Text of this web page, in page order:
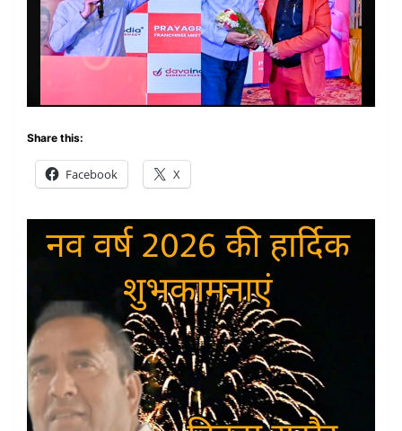
Share this:
Facebook X